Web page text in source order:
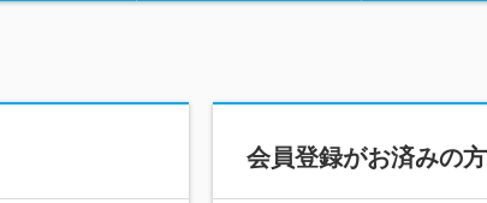
会員登録がお済みの方